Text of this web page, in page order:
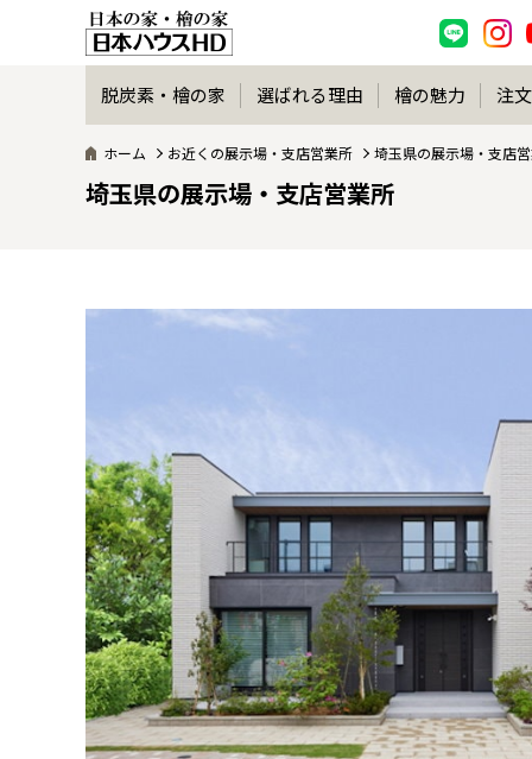
脱炭素・檜の家 選ばれる理由 檜の魅力 注
ホーム お近くの展示場・支店営業所 埼玉県の展示場・支店
埼玉県の展示場・支店営業所